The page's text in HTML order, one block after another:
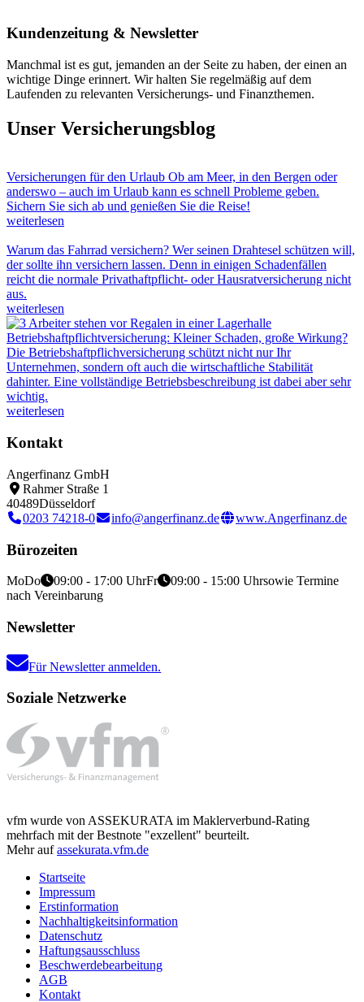
Kundenzeitung & Newsletter
Manchmal ist es gut, jemanden an der Seite zu haben, der einen an
wichtige Dinge erinnert. Wir halten Sie regelmäßig auf dem
Laufenden zu relevanten Versicherungs- und Finanzthemen.
Unser Versicherungsblog
Versicherungen für den Urlaub Ob am Meer, in den Bergen oder
anderswo – auch im Urlaub kann es schnell Probleme geben.
Sichern Sie sich ab und genießen Sie die Reise!
weiterlesen
Warum das Fahrrad versichern? Wer seinen Drahtesel schützen will,
der sollte ihn versichern lassen. Denn in einigen Schadenfällen
reicht die normale Privathaftpflicht- oder Hausratversicherung nicht
aus.
weiterlesen
Betriebshaftpflichtversicherung: Kleiner Schaden, große Wirkung?
Die Betriebshaftpflichversicherung schützt nicht nur Ihr
Unternehmen, sondern oft auch die wirtschaftliche Stabilität
dahinter. Eine vollständige Betriebsbeschreibung ist dabei aber sehr
wichtig.
weiterlesen
Kontakt
Angerfinanz GmbH
Rahmer Straße 1
40489Düsseldorf
0203 74218-0
info@angerfinanz.de www.Angerfinanz.de
Bürozeiten
MoDo 09:00 - 17:00 UhrFr 09:00 - 15:00 Uhrsowie Termine
nach Vereinbarung
Newsletter
Für Newsletter anmelden.
Soziale Netzwerke
vfm wurde von ASSEKURATA im Maklerverbund-Rating
mehrfach mit der Bestnote "exzellent" beurteilt.
Mehr aufassekurata.vfm.de
Startseite
Impressum
Erstinformation
Nachhaltigkeitsinformation
Datenschutz
Haftungsausschluss
Beschwerdebearbeitung
AGB
Kontakt